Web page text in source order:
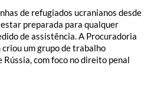
de refugiados ucranianos desde
preparada para qualquer
de assistência. A Procuradoria
um grupo de trabalho
Rússia, com foco no direito penal